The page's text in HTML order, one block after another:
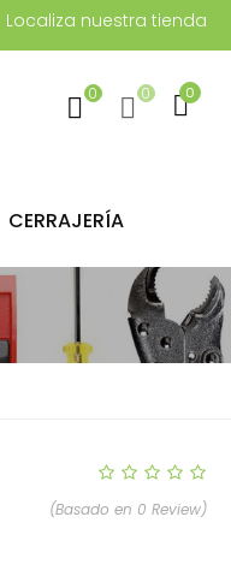
Localiza nuestra tienda
0
0 0
CERRAJERÍA
(Basado en 0 Review)